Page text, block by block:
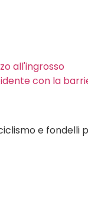
all'ingrosso
con la
e